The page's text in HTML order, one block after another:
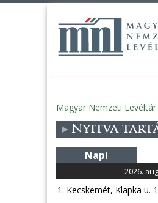
Jelenlegi
hely
Magyar Nemzeti Levéltár
Nyitva
Napi
2026.
1. Kecskemét, Klapka u.